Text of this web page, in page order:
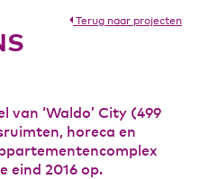
Terug naar projecten
van ‘Waldo’ City (499
horeca en
eind 2016 op.